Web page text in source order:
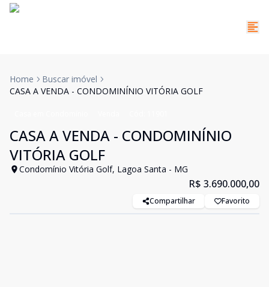
Home
Buscar imóvel
CASA A VENDA - CONDOMINÍNIO VITÓRIA GOLF
CASA A VENDA - CONDOMINÍNIO
VITÓRIA GOLF
Condomínio Vitória Golf, Lagoa Santa - MG
R$ 3.690.000,00
Compartilhar Favorito